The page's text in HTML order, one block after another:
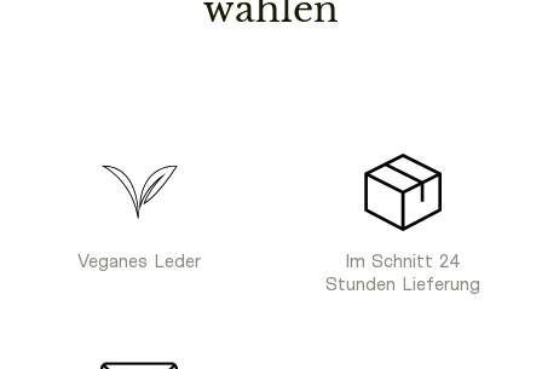
wählen
Veganes Leder
Im Schnitt 24
Stunden Lieferung